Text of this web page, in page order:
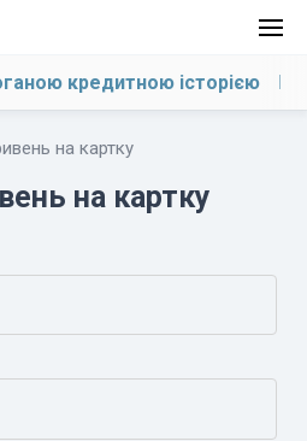
кредитною історією На
на картку
на картку